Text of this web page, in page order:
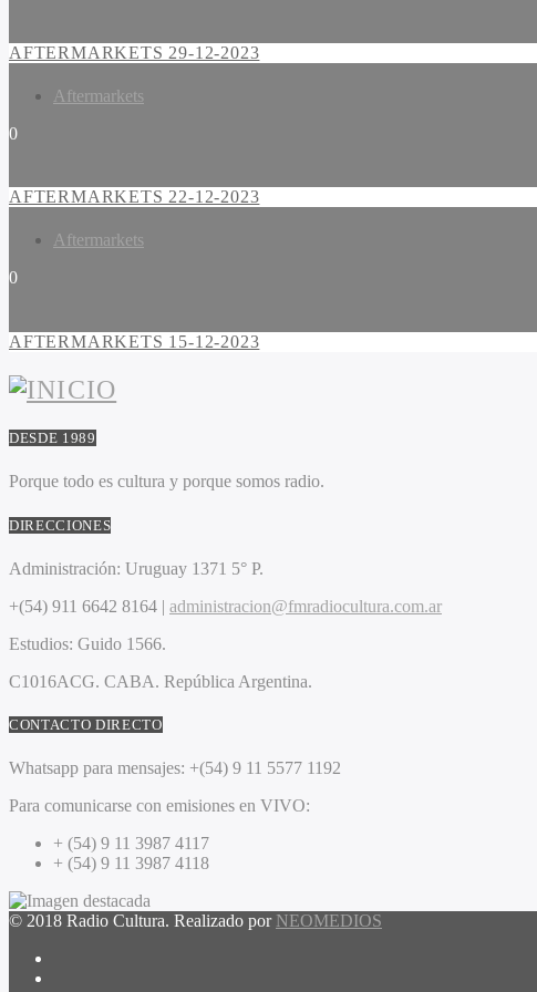
AFTERMARKETS 29-12-2023
Aftermarkets
0
AFTERMARKETS 22-12-2023
Aftermarkets
0
AFTERMARKETS 15-12-2023
DESDE 1989
Porque todo es cultura y porque somos radio.
DIRECCIONES
Administración: Uruguay 1371 5° P.
+(54) 911 6642 8164 | administracion@fmradiocultura.com.ar
Estudios: Guido 1566.
C1016ACG. CABA. República Argentina.
CONTACTO DIRECTO
Whatsapp para mensajes: +(54) 9 11 5577 1192
Para comunicarse con emisiones en VIVO:
+ (54) 9 11 3987 4117
+ (54) 9 11 3987 4118
© 2018 Radio Cultura. Realizado por NEOMEDIOS